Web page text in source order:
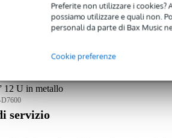
Preferite non utilizzare i
possiamo utilizzare e quali non.
personali da parte di Bax Music
Cookie preferenze
prodotto Recensioni(1)
12 U in metallo
servizio